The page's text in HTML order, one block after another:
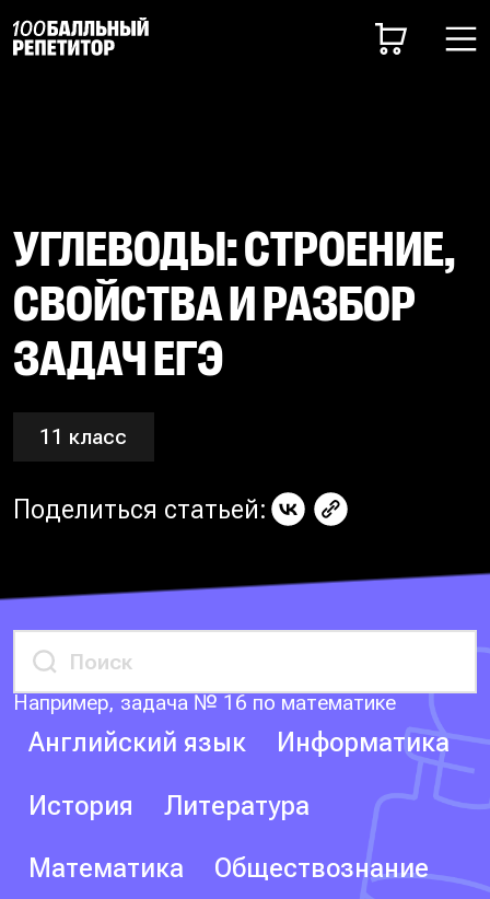
УГЛЕВОДЫ: СТРОЕНИЕ,
СВОЙСТВА И РАЗБОР
ЗАДАЧ ЕГЭ
11 класс
Поделиться статьей:
Например, задача № 16 по математике
Английский язык Информатика
История Литература
Математика Обществознание